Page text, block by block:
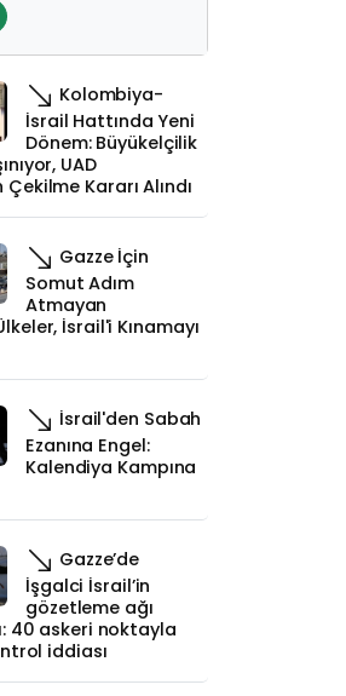
Kolombiya-
İsrail Hattında Yeni
Dönem: Büyükelçilik
UAD
Kararı Alındı
Gazze İçin
Somut Adım
Atmayan
İsrail'i Kınamayı
İsrail'den Sabah
Ezanına Engel:
Kalendiya Kampına
Gazze’de
İşgalci İsrail’in
gözetleme ağı
40 askeri noktayla
iddiası